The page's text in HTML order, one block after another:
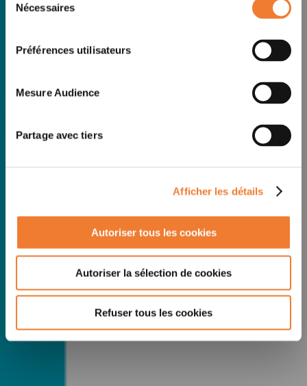
Nécessaires
Préférences utilisateurs
Mesure Audience
Partage avec tiers
Afficher les détails
Autoriser tous les cookies
Autoriser la sélection de cookies
Refuser tous les cookies